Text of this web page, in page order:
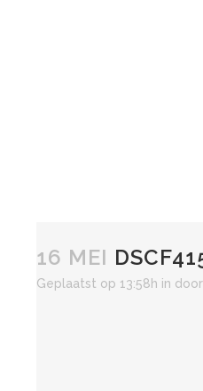
16 MEI
Geplaatst op 13:58h in